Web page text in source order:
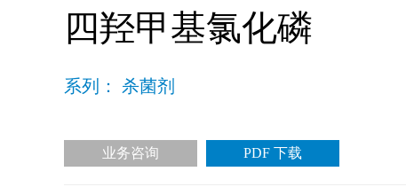
四羟甲基氯化磷
系列： 杀菌剂
业务咨询 PDF 下载